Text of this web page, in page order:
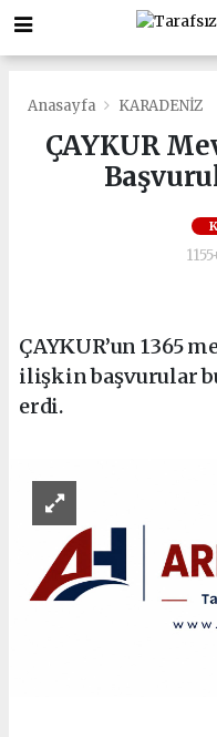
Anasayfa KARADENİZ
ÇAYKUR
ÇAYKUR’un 1365
ilişkin başvurular bu
erdi.